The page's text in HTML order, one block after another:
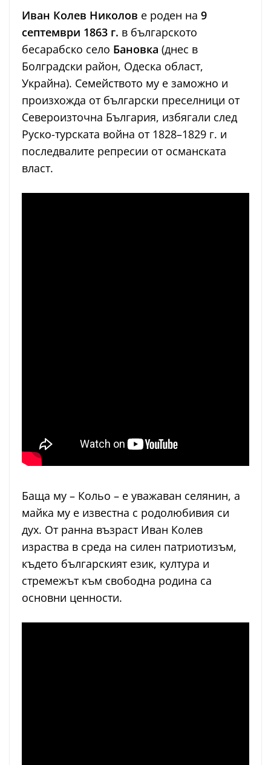
Иван Колев Николов е роден на 9
септември 1863 г. в българското
бесарабско село Бановка (днес в
Болградски район, Одеска област,
Украйна). Семейството му е заможно и
произхожда от български преселници от
Североизточна България, избягали след
Руско-турската война от 1828–1829 г. и
последвалите репресии от османската
власт.
Баща му – Кольо – е уважаван селянин, а
майка му е известна с родолюбивия си
дух. От ранна възраст Иван Колев
израства в среда на силен патриотизъм,
където българският език, култура и
стремежът към свободна родина са
основни ценности.